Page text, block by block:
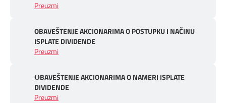
Preuzmi
OBAVEŠTENJE AKCIONARIMA O POSTUPKU I NAČINU
ISPLATE DIVIDENDE
Preuzmi
ОBAVEŠTENJE AKCIONARIMA O NAMERI ISPLATE
DIVIDENDE
Preuzmi